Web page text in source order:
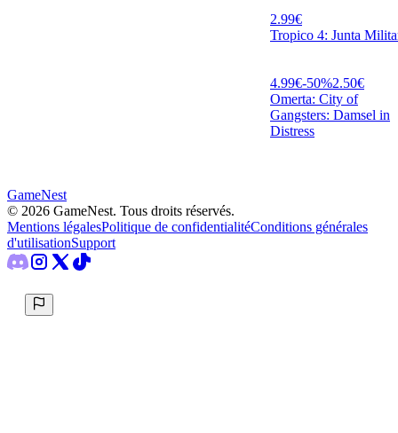
2.99€
Tropico 4: Junta
4.99€-50%2.50€
Omerta: City of
Gangsters: Damsel in
Distress
GameNest
© 2026 GameNest. Tous droits réservés.
Mentions légalesPolitique de confidentialitéConditions générales
d'utilisationSupport